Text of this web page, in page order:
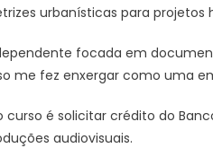
urbanísticas para projetos
focada em
me fez enxergar como uma
é solicitar crédito do
audiovisuais.